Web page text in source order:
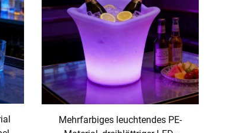
Mehrfarbiges leuchtendes PE-